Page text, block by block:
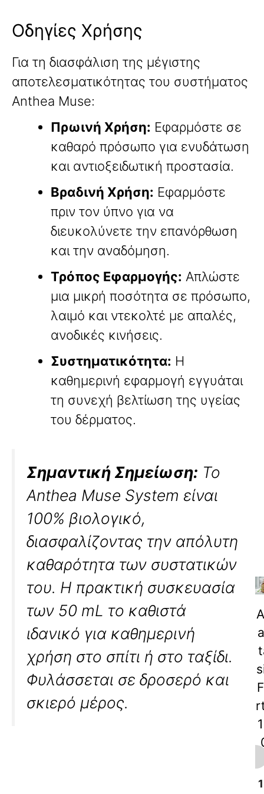
Οδηγίες Χρήσης
Για τη διασφάλιση της μέγιστης
αποτελεσματικότητας του συστήματος
Anthea Muse:
Πρωινή Χρήση: Εφαρμόστε σε
καθαρό πρόσωπο για ενυδάτωση
και αντιοξειδωτική προστασία.
Βραδινή Χρήση: Εφαρμόστε
πριν τον ύπνο για να
διευκολύνετε την επανόρθωση
και την αναδόμηση.
Τρόπος Εφαρμογής: Απλώστε
μια μικρή ποσότητα σε πρόσωπο,
λαιμό και ντεκολτέ με απαλές,
ανοδικές κινήσεις.
Συστηματικότητα: Η
καθημερινή εφαρμογή εγγυάται
τη συνεχή βελτίωση της υγείας
του δέρματος.
Σημαντική Σημείωση: Το
Anthea Muse System είναι
100% βιολογικό,
διασφαλίζοντας την απόλυτη
καθαρότητα των συστατικών
του. Η πρακτική συσκευασία
των 50 mL το καθιστά
ιδανικό για καθημερινή
χρήση στο σπίτι ή στο ταξίδι.
Φυλάσσεται σε δροσερό και
σκιερό μέρος.